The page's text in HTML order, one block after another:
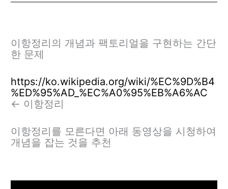
이항정리의 개념과 팩토리얼을 구현하는 간단
한 문제
https://ko.wikipedia.org/wiki/%EC%9D%B4
%ED%95%AD_%EC%A0%95%EB%A6%AC
<- 이항정리
이항정리를 모른다면 아래 동영상을 시청하여
개념을 잡는 것을 추천